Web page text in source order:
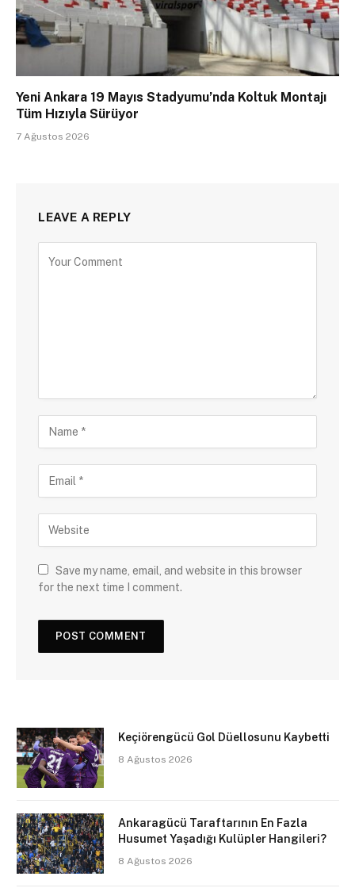
Yeni Ankara 19 Mayıs Stadyumu’nda Koltuk Montajı
Tüm Hızıyla Sürüyor
7 Ağustos 2026
LEAVE A REPLY
Save my name, email, and website in this browser
for the next time I comment.
Keçiörengücü Gol Düellosunu Kaybetti
8 Ağustos 2026
Ankaragücü Taraftarının En Fazla
Husumet Yaşadığı Kulüpler Hangileri?
8 Ağustos 2026